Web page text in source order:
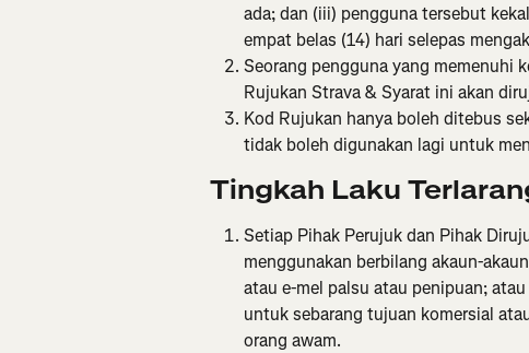
ada; dan (iii) pengguna tersebut
empat belas (14) hari selepas
Seorang pengguna yang memenuhi
Rujukan Strava & Syarat ini akan
Kod Rujukan hanya boleh ditebus
tidak boleh digunakan lagi untuk
Tingkah Laku
Setiap Pihak Perujuk dan Pihak
menggunakan berbilang akaun-
atau e-mel palsu atau penipuan;
untuk sebarang tujuan komersial
orang awam.